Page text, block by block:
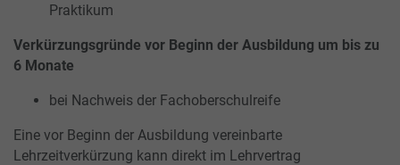
Praktikum
Verkürzungsgründe vor Beginn der Ausbildung um bis zu
6 Monate
bei Nachweis der Fachoberschulreife
Eine vor Beginn der Ausbildung vereinbarte
Lehrzeitverkürzung kann direkt im Lehrvertrag